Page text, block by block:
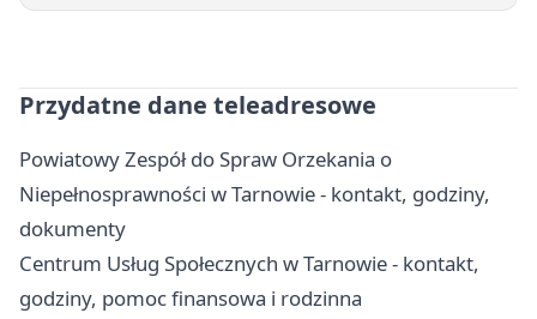
Przydatne dane teleadresowe
Powiatowy Zespół do Spraw Orzekania o
Niepełnosprawności w Tarnowie - kontakt, godziny,
dokumenty
Centrum Usług Społecznych w Tarnowie - kontakt,
godziny, pomoc finansowa i rodzinna